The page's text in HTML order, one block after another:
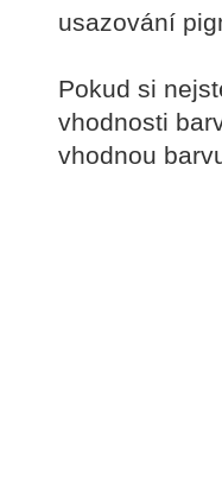
usazování
Pokud si
vhodnosti
vhodnou